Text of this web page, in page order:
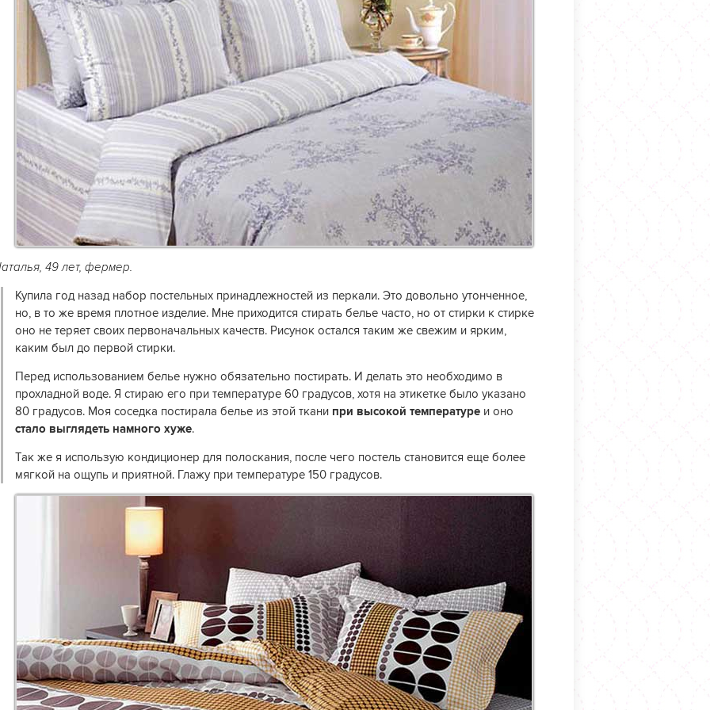
49 лет, фермер.
Купила год назад набор постельных принадлежностей из перкали. Это довольно утонченное,
но, в то же время плотное изделие. Мне приходится стирать белье часто, но от стирки к стирке
оно не теряет своих первоначальных качеств. Рисунок остался таким же свежим и ярким,
каким был до первой стирки.
Перед использованием белье нужно обязательно постирать. И делать это необходимо в
прохладной воде. Я стираю его при температуре 60 градусов, хотя на этикетке было указано
80 градусов. Моя соседка постирала белье из этой ткани при высокой температуре и оно
стало выглядеть намного хуже.
Так же я использую кондиционер для полоскания, после чего постель становится еще более
мягкой на ощупь и приятной. Глажу при температуре 150 градусов.